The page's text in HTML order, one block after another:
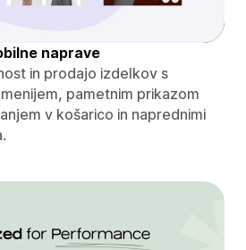
naprave
in prodajo izdelkov s
pametnim prikazom
v košarico in naprednimi